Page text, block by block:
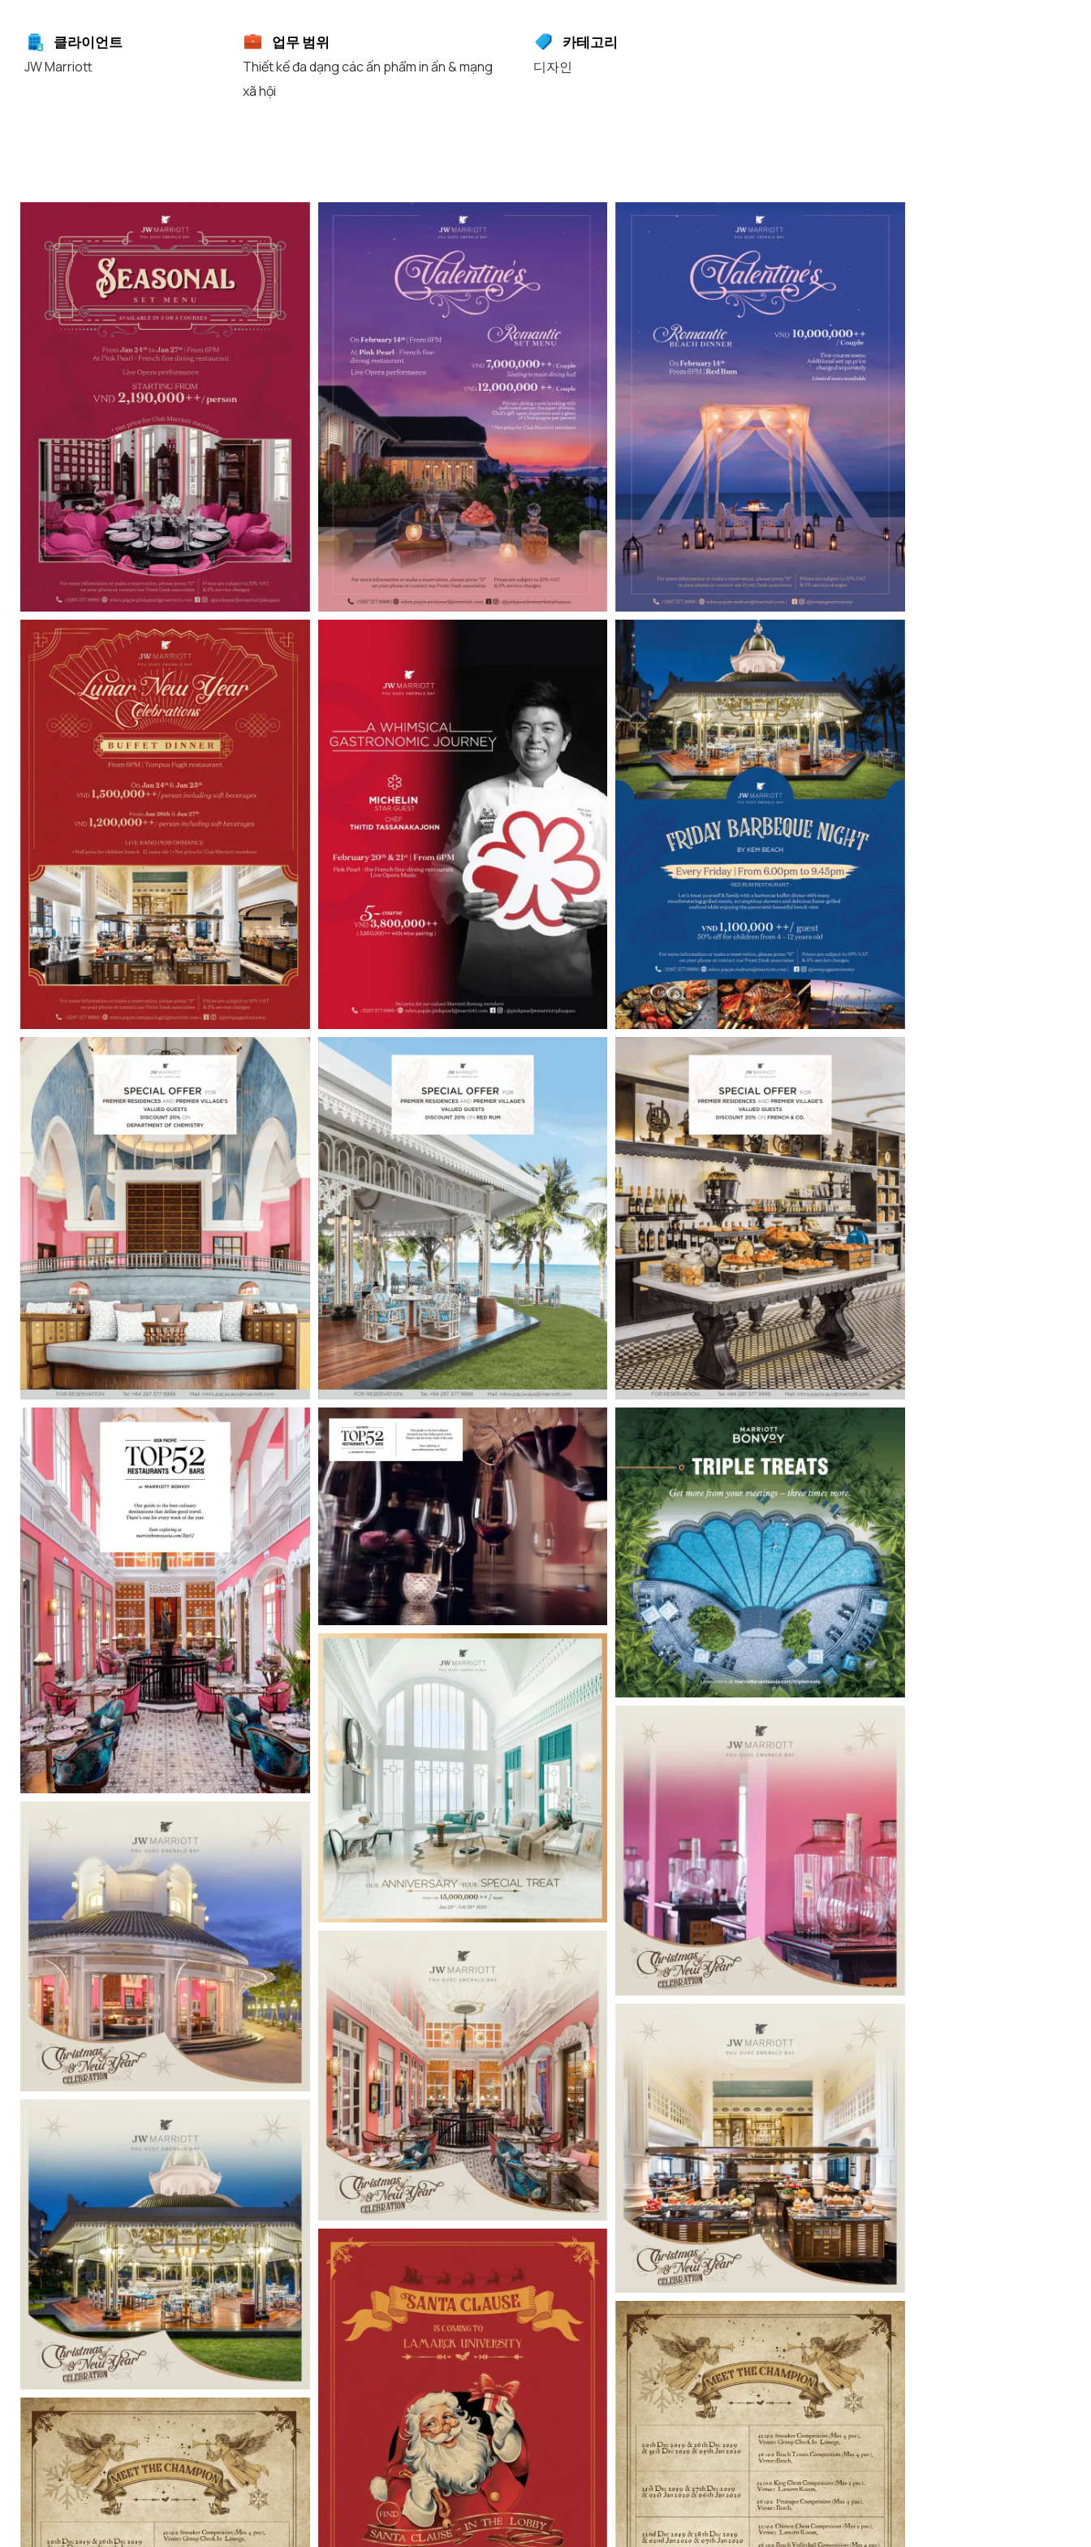
클라이언트
JW Marriott
업무 범위
Thiết kế đa dạng các ấn phẩm in ấn & mạng
xã hội
카테고리
디자인